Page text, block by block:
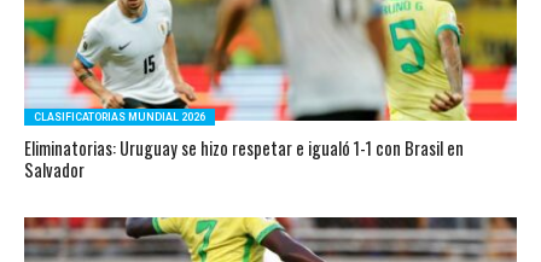
CLASIFICATORIAS MUNDIAL 2026
Eliminatorias: Uruguay se hizo respetar e igualó 1-1 con Brasil en
Salvador